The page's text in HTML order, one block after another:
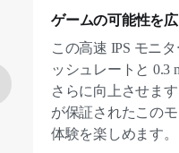
ゲームの可能性を
この高速 IPS モニ
ッシュレートと 0.3
さらに向上させま
が保証されたこの
体験を楽しめます。